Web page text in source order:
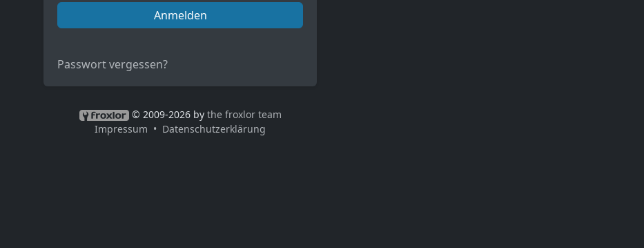
Anmelden
Passwort vergessen?
© 2009-2026 by the froxlor team
Impressum
Datenschutzerklärung